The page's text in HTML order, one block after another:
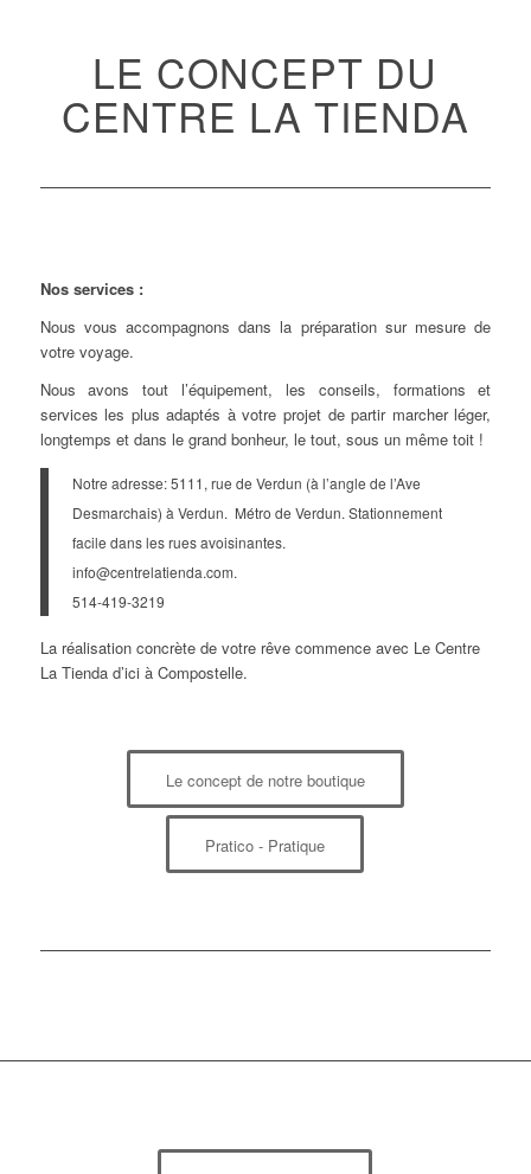
LE CONCEPT DU
CENTRE LA TIENDA
Nos services :
Nous vous accompagnons dans la préparation sur mesure de
votre voyage.
Nous avons tout l’équipement, les conseils, formations et
services les plus adaptés à votre projet de partir marcher léger,
longtemps et dans le grand bonheur, le tout, sous un même toit !
Notre adresse: 5111, rue de Verdun (à l’angle de l’Ave
Desmarchais) à Verdun. Métro de Verdun. Stationnement
facile dans les rues avoisinantes.
info@centrelatienda.com.
514-419-3219
La réalisation concrète de votre rêve commence avec Le Centre
La Tienda d’ici à Compostelle.
Le concept de notre boutique
Pratico - Pratique